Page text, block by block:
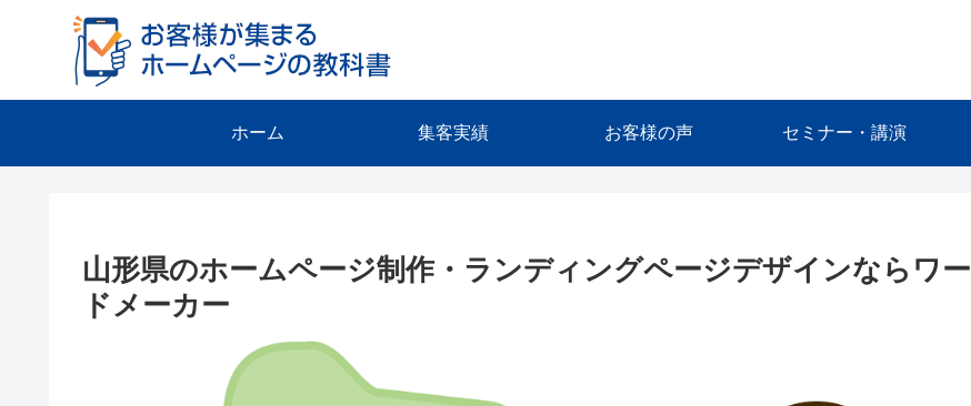
ホーム 集客実績 お客様の声 セミナー・講演
山形県のホームページ制作・ランディングページデザインならワー
ドメーカー